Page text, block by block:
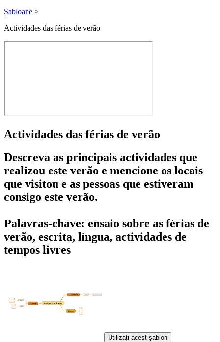
Șabloane >
Actividades das férias de verão
Actividades das férias de verão
Descreva as principais actividades que
realizou este verão e mencione os locais
que visitou e as pessoas que estiveram
consigo este verão.
Palavras-chave: ensaio sobre as férias de
verão, escrita, língua, actividades de
tempos livres
Utilizați acest șablon